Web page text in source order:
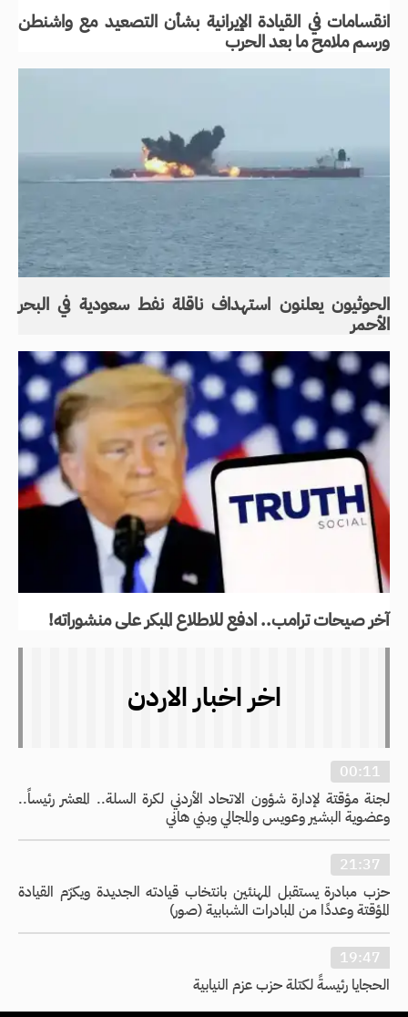
انقسامات في القيادة الإيرانية بشأن التصعيد مع واشنطن
ورسم ملامح ما بعد الحرب
الحوثيون يعلنون استهداف ناقلة نفط سعودية في البحر
الأحمر
آخر صيحات ترامب.. ادفع للاطلاع المبكر على منشوراته!
اخر اخبار الاردن
00:11
لجنة مؤقتة لإدارة شؤون الاتحاد الأردني لكرة السلة.. المعشر رئيساً..
وعضوية البشير وعويس والمجالي وبني هاني
21:37
حزب مبادرة يستقبل المهنئين بانتخاب قيادته الجديدة ويكرّم القيادة
المؤقتة وعددًا من المبادرات الشبابية (صور)
19:47
الحجايا رئيسةً لكتلة حزب عزم النيابية